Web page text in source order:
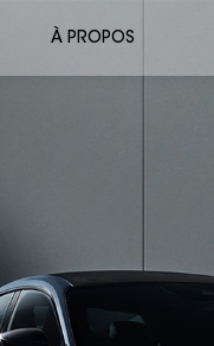
À PROPOS